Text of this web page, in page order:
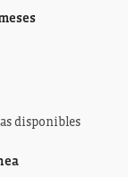
disponibles